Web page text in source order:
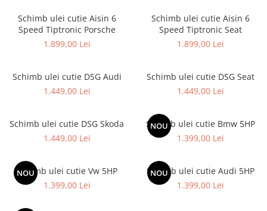
Schimb ulei cutie Aisin 6
Speed Tiptronic Porsche
1.899,00 Lei
Schimb ulei cutie Aisin 6
Speed Tiptronic Seat
1.899,00 Lei
Schimb ulei cutie DSG Audi
1.449,00 Lei
Schimb ulei cutie DSG Seat
1.449,00 Lei
Schimb ulei cutie DSG Skoda
1.449,00 Lei
NOU
Schimb ulei cutie Bmw 5HP
1.399,00 Lei
NOU
Schimb ulei cutie Vw 5HP
1.399,00 Lei
NOU
Schimb ulei cutie Audi 5HP
1.399,00 Lei